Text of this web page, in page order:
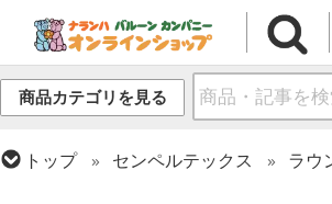
商品カテゴリを見る
トップ センペルテックス
ラウ